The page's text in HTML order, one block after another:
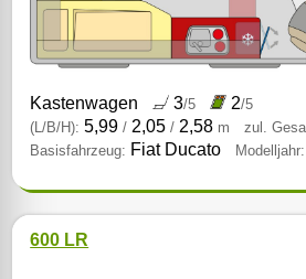
Kastenwagen 3/5 2/5
(L/B/H): 5,99/ 2,05/ 2,58 m zul.
Basisfahrzeug: Fiat Ducato Modelljahr:
600 LR